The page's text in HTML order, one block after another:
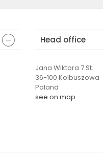
Head office
Jana Wiktora 7 St.
36-100 Kolbuszowa
Poland
see on map